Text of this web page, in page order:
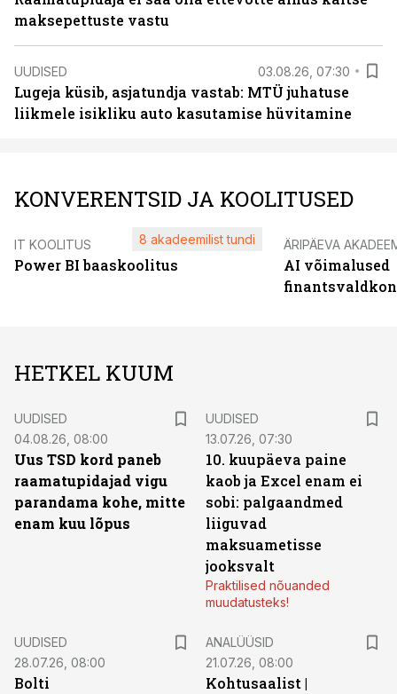
maksepettuste vastu
UUDISED 03.08.26, 07:30
Lugeja küsib, asjatundja vastab: MTÜ juhatuse
liikmele isikliku auto kasutamise hüvitamine
KONVERENTSID JA KOOLITUSED
IT KOOLITUS
Power BI baaskoolitus
8 akadeemilist tundi ÄRIPÄEVA
AI võimalused
HETKEL KUUM
UUDISED
04.08.26, 08:00
Uus TSD kord paneb
raamatupidajad vigu
parandama kohe, mitte
enam kuu lõpus
UUDISED
13.07.26, 07:30
10. kuupäeva paine
kaob ja Excel enam ei
sobi: palgaandmed
liiguvad
maksuametisse
jooksvalt
Praktilised nõuanded
muudatusteks!
UUDISED
28.07.26, 08:00
Bolti
ANALÜÜSID
21.07.26, 08:00
Kohtusaalist |